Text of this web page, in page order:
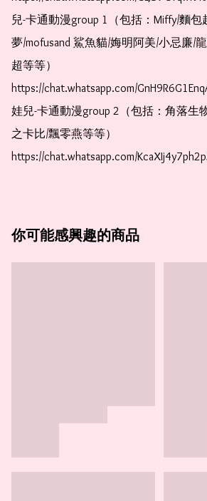
兒-卡通動漫group 1（包括：Miffy/麵
夢/mofusand 鯊魚貓/娒明阿美/小忌廉/
超等等）
https://chat.whatsapp.com/
娃兒-卡通動漫group 2（包括：角落生
之卡比/飄零燕等等）
https://chat.whatsapp.com/
你可能感興趣的商品